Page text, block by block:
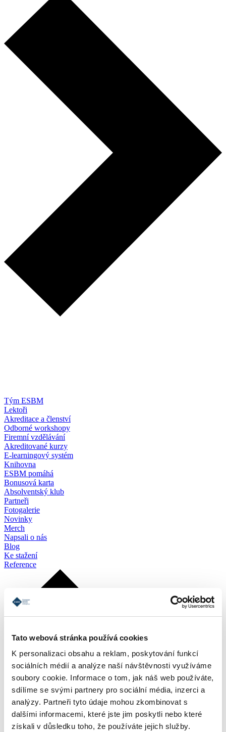
Tato webová stránka používá cookies
K personalizaci obsahu a reklam, poskytování funkcí
sociálních médií a analýze naší návštěvnosti využíváme
soubory cookie. Informace o tom, jak náš web používáte,
sdílíme se svými partnery pro sociální média, inzerci a
analýzy. Partneři tyto údaje mohou zkombinovat s
dalšími informacemi, které jste jim poskytli nebo které
získali v důsledku toho, že používáte jejich služby.
Tým ESBM
Lektoři
Akreditace a členství
Odborné workshopy
Firemní vzdělávání
Akreditované kurzy
E-learningový systém
Knihovna
ESBM pomáhá
Bonusová karta
Absolventský klub
Partneři
Fotogalerie
Novinky
Merch
Napsali o nás
Blog
Ke stažení
Reference